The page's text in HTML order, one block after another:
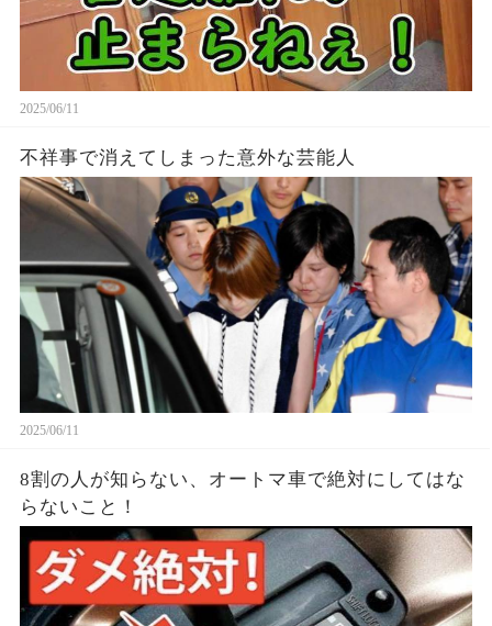
2025/06/11
不祥事で消えてしまった意外な芸能人
2025/06/11
8割の人が知らない、オートマ車で絶対にしてはな
らないこと！